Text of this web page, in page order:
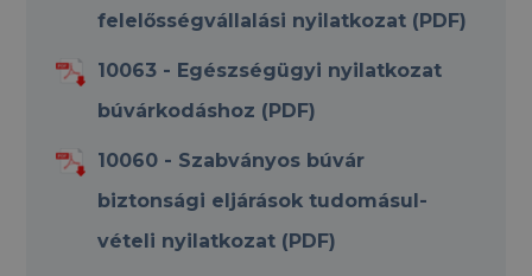
felelősségvállalási nyilatkozat (PDF)
10063 - Egészségügyi nyilatkozat
búvárkodáshoz (PDF)
10060 - Szabványos búvár
biztonsági eljárások tudomásul-
vételi nyilatkozat (PDF)